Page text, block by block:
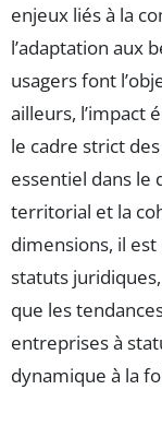
enjeux liés à la
l’adaptation aux
usagers font
ailleurs, l’impact
le cadre strict
essentiel dans le
territorial et la
dimensions, il est
statuts
que les
entreprises à
dynamique à la